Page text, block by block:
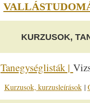
KURZUSOK,
Tanegységlisták |
Kurzusok, kurzusleírások|